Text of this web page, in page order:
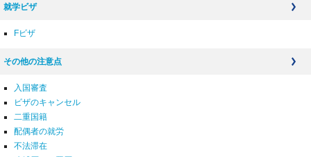
就学ビザ
Fビザ
その他の注意点
入国審査
ビザのキャンセル
二重国籍
配偶者の就労
不法滞在